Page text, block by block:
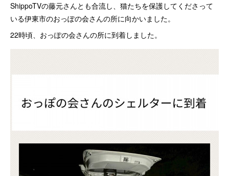
ShippoTVの藤元さんとも合流し、猫たちを保護してくださって
いる伊東市のおっぽの会さんの所に向かいました。
22時頃、おっぽの会さんの所に到着しました。